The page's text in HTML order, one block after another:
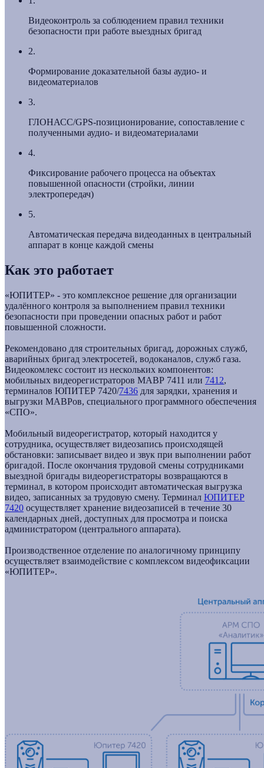
Видеоконтроль за соблюдением правил техники
безопасности при работе выездных бригад
2.
Формирование доказательной базы аудио- и
видеоматериалов
3.
ГЛОНАСС/GPS-позиционирование, сопоставление с
полученными аудио- и видеоматериалами
4.
Фиксирование рабочего процесса на объектах
повышенной опасности (стройки, линии
электропередач)
5.
Автоматическая передача видеоданных в центральный
аппарат в конце каждой смены
Как это работает
«ЮПИТЕР» - это комплексное решение для организации
удалённого контроля за выполнением правил техники
безопасности при проведении опасных работ и работ
повышенной сложности.
Рекомендовано для строительных бригад, дорожных служб,
аварийных бригад электросетей, водоканалов, служб газа.
Видеокомлекс состоит из нескольких компонентов:
мобильных видеорегистраторов МАВР 7411 или 7412,
терминалов ЮПИТЕР 7420/7436 для зарядки, хранения и
выгрузки МАВРов, специального программного обеспечения
«СПО».
Мобильный видеорегистратор, который находится у
сотрудника, осуществляет видеозапись происходящей
обстановки: записывает видео и звук при выполнении работ
бригадой. После окончания трудовой смены сотрудниками
выездной бригады видеорегистраторы возвращаются в
терминал, в котором происходит автоматическая выгрузка
видео, записанных за трудовую смену. Терминал ЮПИТЕР
7420 осуществляет хранение видеозаписей в течение 30
календарных дней, доступных для просмотра и поиска
администратором (центрального аппарата).
Производственное отделение по аналогичному принципу
осуществляет взаимодействие с комплексом видеофиксации
«ЮПИТЕР».